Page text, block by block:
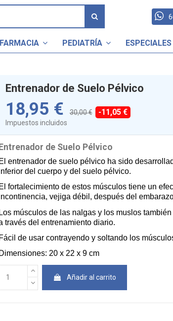
PEDIATRÍA
Entrenador de Suelo Pélvico
18,95 € 30,00 € -11,05 €
Impuestos incluidos
Entrenador de Suelo Pélvico
El entrenador de suelo pélvico ha sido
del cuerpo y del suelo pélvico.
El fortalecimiento de estos músculos tiene un
vejiga débil, después del
Los músculos de las nalgas y los muslos
través del entrenamiento diario.
Fácil de usar contrayendo y soltando los
Dimensiones: 20 x 22 x 9 cm
Añadir al carrito